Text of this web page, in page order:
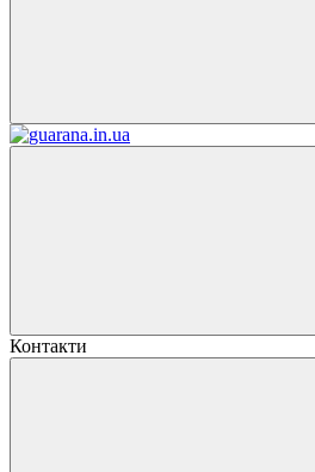
Контакти